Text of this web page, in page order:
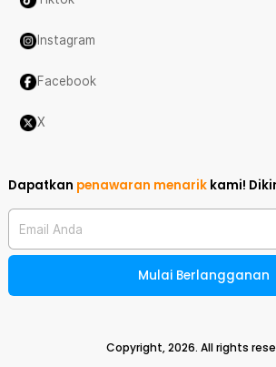
Instagram
Facebook
X
Dapatkan penawaran menarik kami!
Email Anda
Mulai Berlangganan
Copyright,2026. All rights